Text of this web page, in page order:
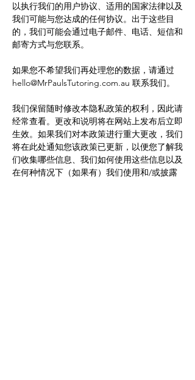
以执行我们的用户协议、适用的国家法律以及
我们可能与您达成的任何协议。出于这些目
的，我们可能会通过电子邮件、电话、短信和
邮寄方式与您联系。
如果您不希望我们再处理您的数据，请通过
hello@MrPaulsTutoring.com.au 联系我们。
我们保留随时修改本隐私政策的权利，因此请
经常查看。更改和说明将在网站上发布后立即
生效。如果我们对本政策进行重大更改，我们
将在此处通知您该政策已更新，以便您了解我
们收集哪些信息、我们如何使用这些信息以及
在何种情况下（如果有）我们使用和/或披露